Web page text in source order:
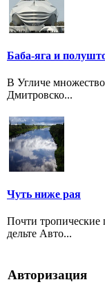
Баба-яга и
В Угличе
Дмитровско...
Чуть ниже рая
Почти тропические
дельте Авто...
Авторизация